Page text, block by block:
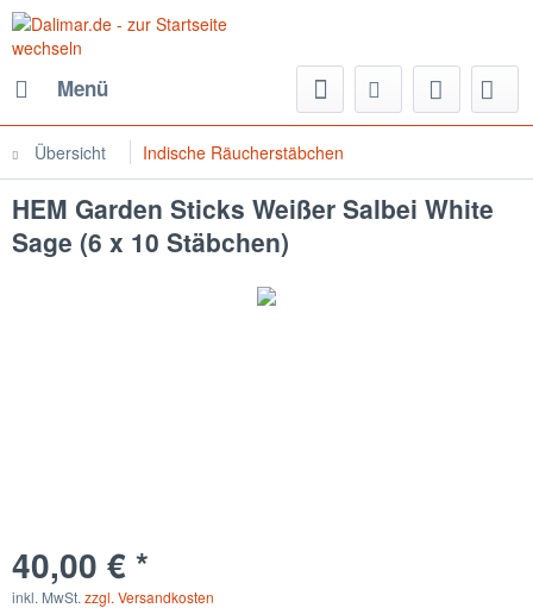
Menü
Übersicht Indische Räucherstäbchen
HEM Garden Sticks Weißer Salbei White
Sage (6 x 10 Stäbchen)
40,00 € *
inkl. MwSt. zzgl. Versandkosten